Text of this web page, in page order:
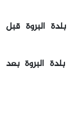
البروة قبل
البروة بعد